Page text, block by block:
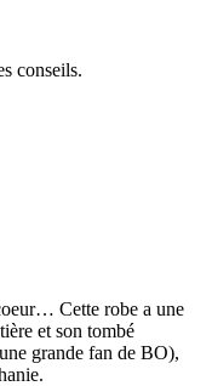
conseils.
Cette robe a une
et son tombé
grande fan de BO),